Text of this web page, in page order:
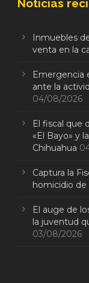
Noticias
Inmuebles
venta en la
Emergencia
ante la
04/08/2026
El fiscal que
«El Bayo» y
Chihuahua
Captura la
homicidio de
El auge de
la juventud
03/08/2026